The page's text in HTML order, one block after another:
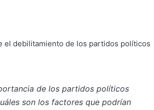
de los partidos políticos
son los factores que podrían